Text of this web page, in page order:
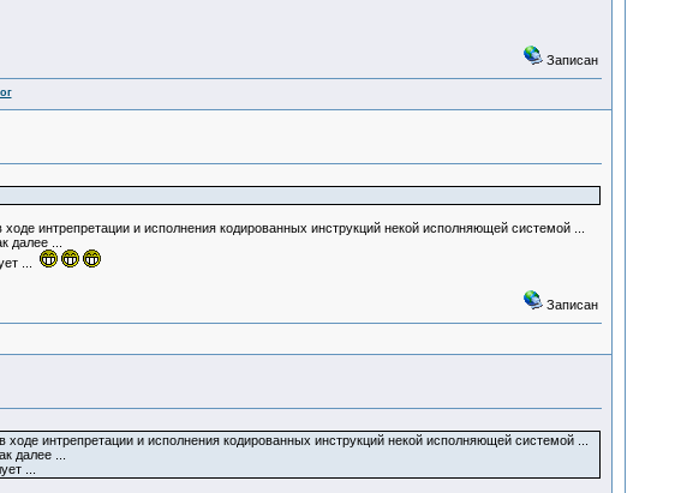
Записан
интрепретации и исполнения кодированных инструкций некой исполняющей системой ...
далее ...
...
Записан
интрепретации и исполнения кодированных инструкций некой исполняющей системой ...
далее ...
...